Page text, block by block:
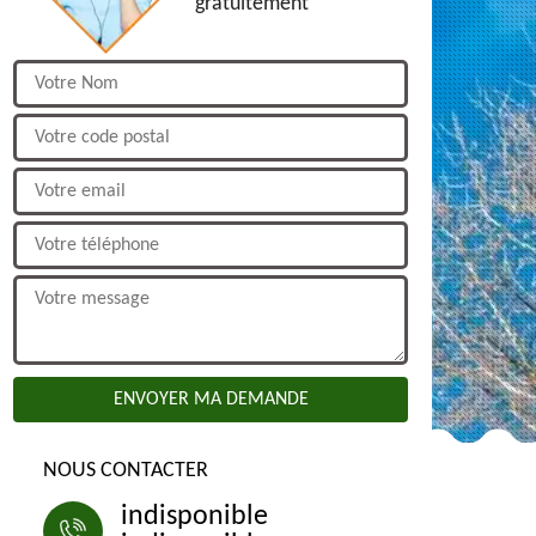
NOUS CONTACTER
indisponible